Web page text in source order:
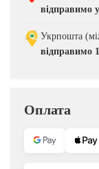
відправимо
Укрпошта
відправимо
Оплата